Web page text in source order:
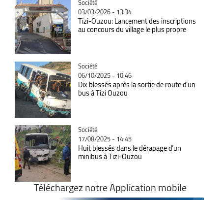
03/03/2026 - 13:34
Tizi-Ouzou: Lancement des inscriptions
au concours du village le plus propre
Catégorie
Société
06/10/2025 - 10:46
Dix blessés après la sortie de route d’un
bus à Tizi Ouzou
Catégorie
Société
17/08/2025 - 14:45
Huit blessés dans le dérapage d’un
minibus à Tizi-Ouzou
Téléchargez notre Application mobile